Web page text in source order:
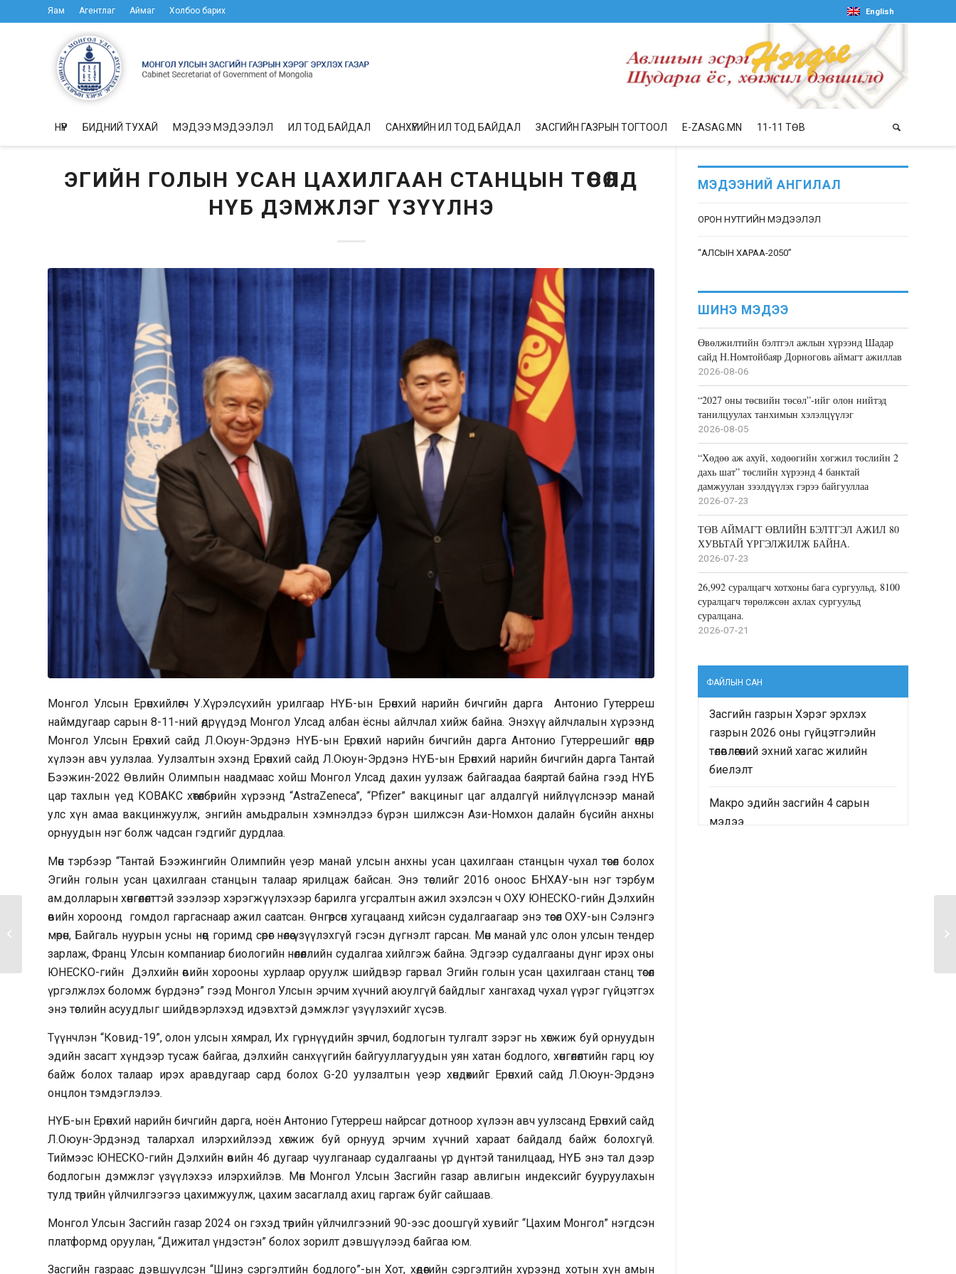
Яам Агентлаг Аймаг Холбоо барих English
НҮҮР БИДНИЙ ТУХАЙ МЭДЭЭ МЭДЭЭЛЭЛ ИЛ ТОД БАЙДАЛ САНХҮҮГИЙН ИЛ ТОД БАЙДАЛ ЗАСГИЙН ГАЗРЫН ТОГТООЛ E-ZASAG.MN 11-11 ТӨВ
ЭГИЙН ГОЛЫН УСАН ЦАХИЛГААН СТАНЦЫН ТӨСӨЛД
НҮБ ДЭМЖЛЭГ ҮЗҮҮЛНЭ
Монгол Улсын Ерөнхийлөгч У.Хүрэлсүхийн урилгаар НҮБ-ын Ерөнхий нарийн бичгийн дарга Антонио Гутерреш
наймдугаар сарын 8-11-ний өдрүүдэд Монгол Улсад албан ёсны айлчлал хийж байна. Энэхүү айлчлалын хүрээнд
Монгол Улсын Ерөнхий сайд Л.Оюун-Эрдэнэ НҮБ-ын Ерөнхий нарийн бичгийн дарга Антонио Гутеррешийг өнөөдөр
хүлээн авч уулзлаа. Уулзалтын эхэнд Ерөнхий сайд Л.Оюун-Эрдэнэ НҮБ-ын Ерөнхий нарийн бичгийн дарга Тантай
Бээжин-2022 Өвлийн Олимпын наадмаас хойш Монгол Улсад дахин уулзаж байгаадаа баяртай байна гээд НҮБ
цар тахлын үед КОВАКС хөтөлбөрийн хүрээнд “AstraZeneca”, “Pfizer” вакциныг цаг алдалгүй нийлүүлснээр манай
улс хүн амаа вакцинжуулж, энгийн амьдралын хэмнэлдээ бүрэн шилжсэн Ази-Номхон далайн бүсийн анхны
орнуудын нэг болж чадсан гэдгийг дурдлаа.
Мөн тэрбээр “Тантай Бээжингийн Олимпийн үеэр манай улсын анхны усан цахилгаан станцын чухал төсөл болох
Эгийн голын усан цахилгаан станцын талаар ярилцаж байсан. Энэ төслийг 2016 оноос БНХАУ-ын нэг тэрбум
ам.долларын хөнгөлөлттэй зээлээр хэрэгжүүлэхээр барилга угсралтын ажил эхэлсэн ч ОХУ ЮНЕСКО-гийн Дэлхийн
өвийн хороонд гомдол гаргаснаар ажил саатсан. Өнгөрсөн хугацаанд хийсэн судалгаагаар энэ төсөл ОХУ-ын Сэлэнгэ
мөрөн, Байгаль нуурын усны нөөц горимд сөрөг нөлөө үзүүлэхгүй гэсэн дүгнэлт гарсан. Мөн манай улс олон улсын тендер
зарлаж, Франц Улсын компаниар биологийн нөлөөллийн судалгаа хийлгэж байна. Эдгээр судалгааны дүнг ирэх оны
ЮНЕСКО-гийн Дэлхийн өвийн хорооны хурлаар оруулж шийдвэр гарвал Эгийн голын усан цахилгаан станц төсөл
үргэлжлэх боломж бүрдэнэ” гээд Монгол Улсын эрчим хүчний аюулгүй байдлыг хангахад чухал үүрэг гүйцэтгэх
энэ төслийн асуудлыг шийдвэрлэхэд идэвхтэй дэмжлэг үзүүлэхийг хүсэв.
Түүнчлэн “Ковид-19”, олон улсын хямрал, Их гүрнүүдийн зөрчил, бодлогын тулгалт зэрэг нь хөгжиж буй орнуудын
эдийн засагт хүндээр тусаж байгаа, дэлхийн санхүүгийн байгууллагуудын уян хатан бодлого, хөнгөлөлтийн гарц юу
байж болох талаар ирэх аравдугаар сард болох G-20 уулзалтын үеэр хөндөхийг Ерөнхий сайд Л.Оюун-Эрдэнэ
онцлон тэмдэглэлээ.
НҮБ-ын Ерөнхий нарийн бичгийн дарга, ноён Антонио Гутерреш найрсаг дотноор хүлээн авч уулзсанд Ерөнхий сайд
Л.Оюун-Эрдэнэд талархал илэрхийлээд хөгжиж буй орнууд эрчим хүчний хараат байдалд байж болохгүй.
Тиймээс ЮНЕСКО-гийн Дэлхийн өвийн 46 дугаар чуулганаар судалгааны үр дүнтэй танилцаад, НҮБ энэ тал дээр
бодлогын дэмжлэг үзүүлэхээ илэрхийлэв. Мөн Монгол Улсын Засгийн газар авлигын индексийг бууруулахын
тулд төрийн үйлчилгээгээ цахимжуулж, цахим засаглалд ахиц гаргаж буйг сайшаав.
Монгол Улсын Засгийн газар 2024 он гэхэд төрийн үйлчилгээний 90-ээс доошгүй хувийг “Цахим Монгол” нэгдсэн
платформд оруулан, “Дижитал үндэстэн” болох зорилт дэвшүүлээд байгаа юм.
Засгийн газраас дэвшүүлсэн “Шинэ сэргэлтийн бодлого”-ын Хот, хөдөөгийн сэргэлтийн хүрээнд хотын хүн амын
МЭДЭЭНИЙ АНГИЛАЛ
ОРОН НУТГИЙН МЭДЭЭЛЭЛ
“АЛСЫН ХАРАА-2050”
ШИНЭ МЭДЭЭ
Өвөлжилтийн бэлтгэл ажлын хүрээнд Шадар
сайд Н.Номтойбаяр Дорноговь аймагт ажиллав
2026-08-06
“2027 оны төсвийн төсөл”-ийг олон нийтэд
танилцуулах танхимын хэлэлцүүлэг
2026-08-05
“Хөдөө аж ахуй, хөдөөгийн хөгжил төслийн 2
дахь шат” төслийн хүрээнд 4 банктай
дамжуулан зээлдүүлэх гэрээ байгууллаа
2026-07-23
ТӨВ АЙМАГТ ӨВЛИЙН БЭЛТГЭЛ АЖИЛ 80
ХУВЬТАЙ ҮРГЭЛЖИЛЖ БАЙНА.
2026-07-23
26,992 суралцагч хотхоны бага сургуульд, 8100
суралцагч төрөлжсөн ахлах сургуульд
суралцана.
2026-07-21
ФАЙЛЫН САН
Засгийн газрын Хэрэг эрхлэх
газрын 2026 оны гүйцэтгэлийн
төлөвлөгөөний эхний хагас жилийн
биелэлт
Макро эдийн засгийн 4 сарын
мэдээ
Эрдэнэбүрэнгийн УЦС-
ын төслийн